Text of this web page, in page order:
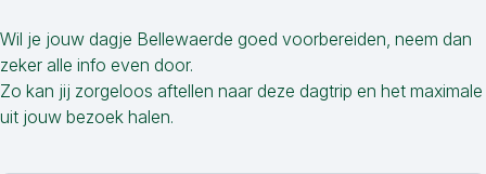
Wil je jouw dagje Bellewaerde goed voorbereiden, neem dan
zeker alle info even door.
Zo kan jij zorgeloos aftellen naar deze dagtrip en het maximale
uit jouw bezoek halen.